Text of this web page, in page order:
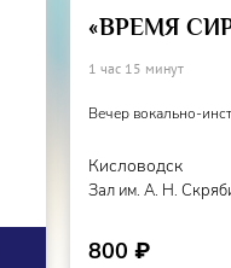
«ВРЕМЯ
1 час 15 минут
Вечер вокально-
Кисловодск
Зал им. А. Н.
800 ₽